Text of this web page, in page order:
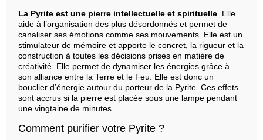
La Pyrite est une pierre intellectuelle et spirituelle . Elle
aide à l’organisation des plus désordonnés et permet de
canaliser ses émotions comme ses mouvements. Elle est un
stimulateur de mémoire et apporte le concret, la rigueur et la
construction à toutes les décisions prises en matière de
créativité. Elle permet de dynamiser les énergies grâce à
son alliance entre la Terre et le Feu. Elle est donc un
bouclier d’énergie autour du porteur de la Pyrite. Ces effets
sont accrus si la pierre est placée sous une lampe pendant
une vingtaine de minutes.
Comment purifier votre Pyrite ?